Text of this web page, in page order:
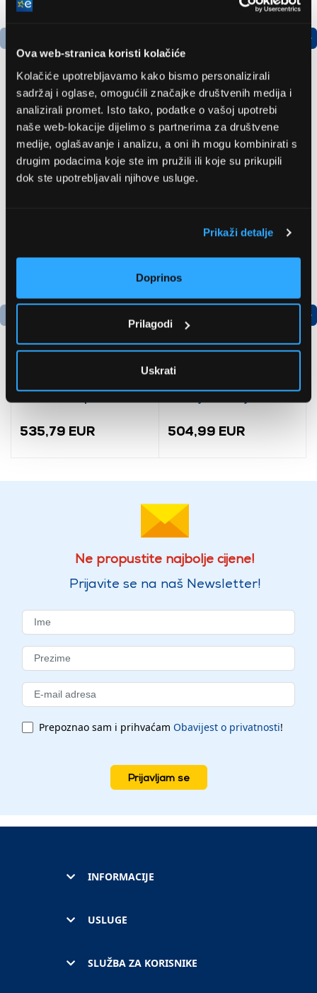
Ova web-stranica koristi kolačiće
Kolačiće upotrebljavamo kako bismo personalizirali
sadržaj i oglase, omogućili značajke društvenih medija i
analizirali promet. Isto tako, podatke o vašoj upotrebi
naše web-lokacije dijelimo s partnerima za društvene
medije, oglašavanje i analizu, a oni ih mogu kombinirati s
drugim podacima koje ste im pružili ili koje su prikupili
dok ste upotrebljavali njihove usluge.
Prikaži detalje
Doprinos
Prilagodi
Uskrati
Bosch
AdvancedAquatak 160
visokotlačni perač
(06008A7800)
535,79 EUR
LG GBBSJ10EPY
Hladnjak s donjim
504,99 EUR
(06008A7800)
535,79 EUR 504,99 EUR
Ne propustite najbolje cijene!
Prijavite se na naš Newsletter!
Prepoznao sam i prihvaćam Obavijest o privatnosti!
Prijavljam se
INFORMACIJE
USLUGE
SLUŽBA ZA KORISNIKE